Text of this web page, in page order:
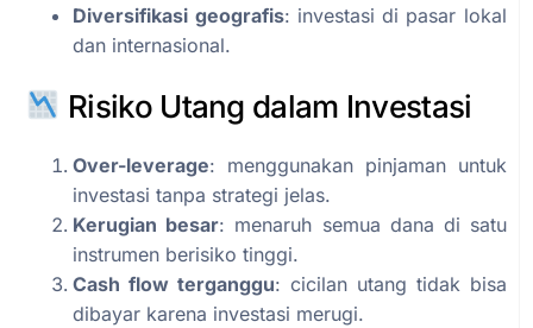
Diversifikasi geografis: investasi di pasar lokal
dan internasional.
Risiko Utang dalam Investasi
Over-leverage: menggunakan pinjaman untuk
investasi tanpa strategi jelas.
Kerugian besar: menaruh semua dana di satu
instrumen berisiko tinggi.
Cash flow terganggu: cicilan utang tidak bisa
dibayar karena investasi merugi.